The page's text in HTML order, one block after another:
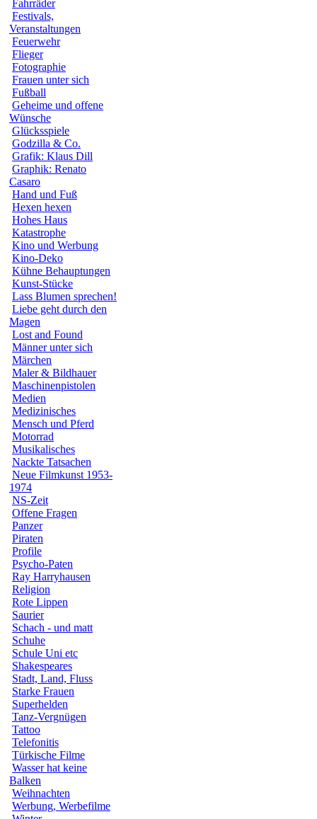
Fahrräder
Festivals,
Veranstaltungen
Feuerwehr
Flieger
Fotographie
Frauen unter sich
Fußball
Geheime und offene
Wünsche
Glücksspiele
Godzilla & Co.
Grafik: Klaus Dill
Graphik: Renato
Casaro
Hand und Fuß
Hexen hexen
Hohes Haus
Katastrophe
Kino und Werbung
Kino-Deko
Kühne Behauptungen
Kunst-Stücke
Lass Blumen sprechen!
Liebe geht durch den
Magen
Lost and Found
Männer unter sich
Märchen
Maler & Bildhauer
Maschinenpistolen
Medien
Medizinisches
Mensch und Pferd
Motorrad
Musikalisches
Nackte Tatsachen
Neue Filmkunst 1953-
1974
NS-Zeit
Offene Fragen
Panzer
Piraten
Profile
Psycho-Paten
Ray Harryhausen
Religion
Rote Lippen
Saurier
Schach - und matt
Schuhe
Schule Uni etc
Shakespeares
Stadt, Land, Fluss
Starke Frauen
Superhelden
Tanz-Vergnügen
Tattoo
Telefonitis
Türkische Filme
Wasser hat keine
Balken
Weihnachten
Werbung, Werbefilme